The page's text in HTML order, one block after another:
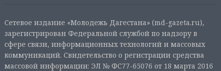
Сетевое издание «Молодежь Дагестана» (md-gazeta.ru),
зарегистрирован Федеральной службой по надзору в
сфере связи, информационных технологий и массовых
коммуникаций. Свидетельство о регистрации средства
массовой информации: ЭЛ № ФС77-65076 от 18 марта 2016